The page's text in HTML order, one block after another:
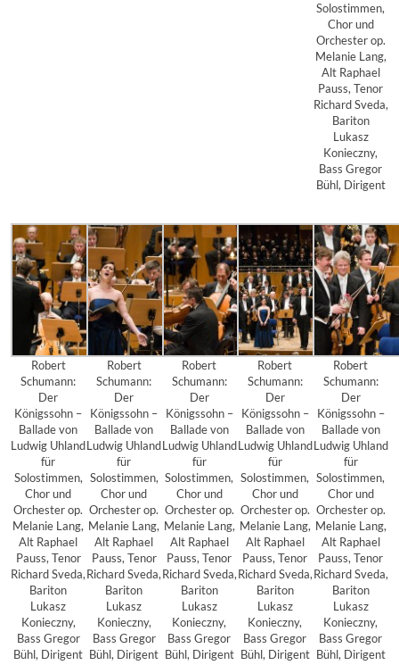
Solostimmen,
Chor und
Orchester op.
Melanie Lang,
Alt Raphael
Pauss, Tenor
Richard Sveda,
Bariton
Lukasz
Konieczny,
Bass Gregor
Bühl, Dirigent
Robert
Schumann:
Der
Königssohn –
Ballade von
Ludwig Uhland
für
Solostimmen,
Chor und
Orchester op.
Melanie Lang,
Alt Raphael
Pauss, Tenor
Richard Sveda,
Bariton
Lukasz
Konieczny,
Bass Gregor
Bühl, Dirigent
Robert
Schumann:
Der
Königssohn –
Ballade von
Ludwig Uhland
für
Solostimmen,
Chor und
Orchester op.
Melanie Lang,
Alt Raphael
Pauss, Tenor
Richard Sveda,
Bariton
Lukasz
Konieczny,
Bass Gregor
Bühl, Dirigent
Robert
Schumann:
Der
Königssohn –
Ballade von
Ludwig Uhland
für
Solostimmen,
Chor und
Orchester op.
Melanie Lang,
Alt Raphael
Pauss, Tenor
Richard Sveda,
Bariton
Lukasz
Konieczny,
Bass Gregor
Bühl, Dirigent
Robert
Schumann:
Der
Königssohn –
Ballade von
Ludwig Uhland
für
Solostimmen,
Chor und
Orchester op.
Melanie Lang,
Alt Raphael
Pauss, Tenor
Richard Sveda,
Bariton
Lukasz
Konieczny,
Bass Gregor
Bühl, Dirigent
Robert
Schumann:
Der
Königssohn –
Ballade von
Ludwig Uhland
für
Solostimmen,
Chor und
Orchester op.
Melanie Lang,
Alt Raphael
Pauss, Tenor
Richard Sveda,
Bariton
Lukasz
Konieczny,
Bass Gregor
Bühl, Dirigent